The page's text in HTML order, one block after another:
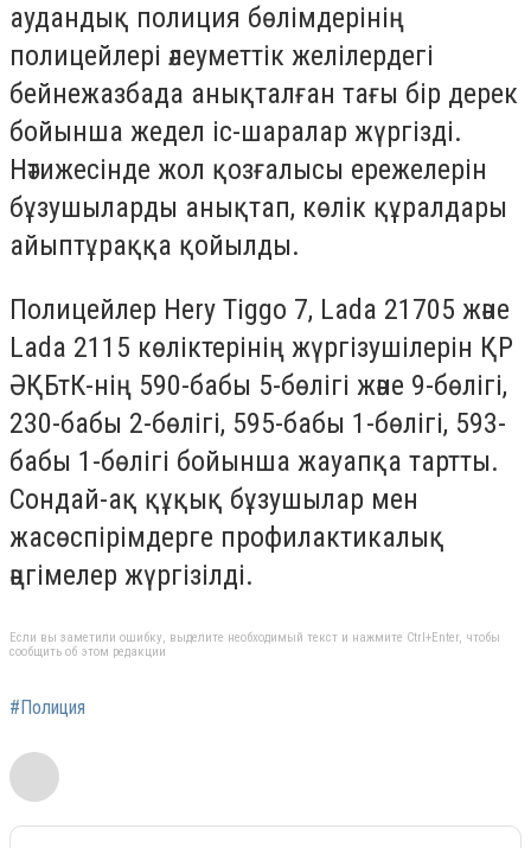
аудандық полиция бөлімдерінің
полицейлері әлеуметтік желілердегі
бейнежазбада анықталған тағы бір дерек
бойынша жедел іс-шаралар жүргізді.
Нәтижесінде жол қозғалысы ережелерін
бұзушыларды анықтап, көлік құралдары
айыптұраққа қойылды.
Полицейлер Hery Tiggo 7, Lada 21705 және
Lada 2115 көліктерінің жүргізушілерін ҚР
ӘҚБтК-нің 590-бабы 5-бөлігі және 9-бөлігі,
230-бабы 2-бөлігі, 595-бабы 1-бөлігі, 593-
бабы 1-бөлігі бойынша жауапқа тартты.
Сондай-ақ құқық бұзушылар мен
жасөспірімдерге профилактикалық
әңгімелер жүргізілді.
Если вы заметили ошибку, выделите необходимый текст и нажмите Ctrl+Enter, чтобы
сообщить об этом редакции
#Полиция